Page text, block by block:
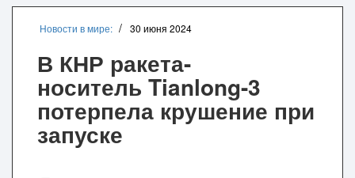
Новости в мире: 30 июня 2024
В КНР ракета-
носитель Tianlong-3
потерпела крушение при
запуске